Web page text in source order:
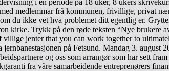
medlemmar frå kommunen, frivillige, privat
du ikke vet hva problemet ditt egentlig er.
kirke. Trykk på den røde teksten “Nye
jenter that you can work together to
på Fetsund. Mandag 3.
og oss som arrangør som har sett
fra våre samarbeidende entreprenørers